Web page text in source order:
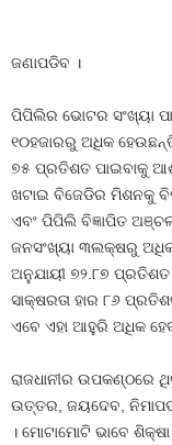
ଜଣାପଡିବ ।
ପିପିଲିର ଭୋଟର ସଂଖ୍ୟା
୧୦ହଜାରରୁ ଅଧିକ
୭୫ ପ୍ରତିଶତ ପାଇବାକୁ
ଖଟାଇ ବିଜେଡିର ମିଶନକୁ
ଏବଂ ପିପିଲି ବିଜ୍ଞାପିତ
ଜନସଂଖ୍ୟା ୩ଲକ୍ଷରୁ ଅଧିକ
ଅନୁଯାୟୀ ୭୨.୮୭
ସାକ୍ଷରତା ହାର ୮୬
ଏବେ ଏହା ଆହୁରି ଅଧିକ
ରାଜଧାନୀର ଉପକଣ୍ଠରେ
ଉତ୍ତର, ଜୟଦେବ,
। ମୋଟାମୋଟି ଭାବେ